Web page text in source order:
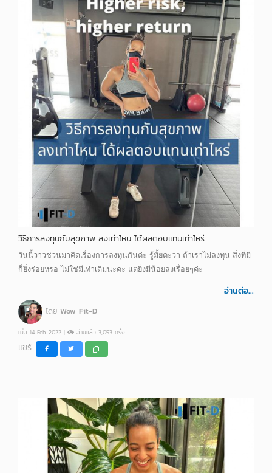
วิธีการลงทุนกับสุขภาพ ลงเท่าไหน ได้ผลตอบแทนเท่าไหร่
วันนี้วาวชวนมาคิดเรื่องการลงทุนกันค่ะ รู้มั้ยคะว่า ถ้าเราไม่ลงทุน สิ่งที่มี
ก็ยิ่งร่อยหรอ ไม่ใช่มีเท่าเดิมนะคะ แต่ยิ่งมีน้อยลงเรื่อยๆค่ะ
อ่านต่อ...
โดย Wow Fit-D
เมื่อ 14 Feb 2022 | อ่านแล้ว 3,053 ครั้ง
แชร์